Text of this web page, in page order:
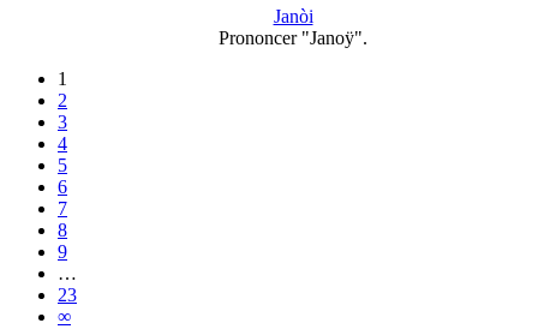
Janòi
Prononcer "Janoÿ".
1
2
3
4
5
6
7
8
9
…
23
∞